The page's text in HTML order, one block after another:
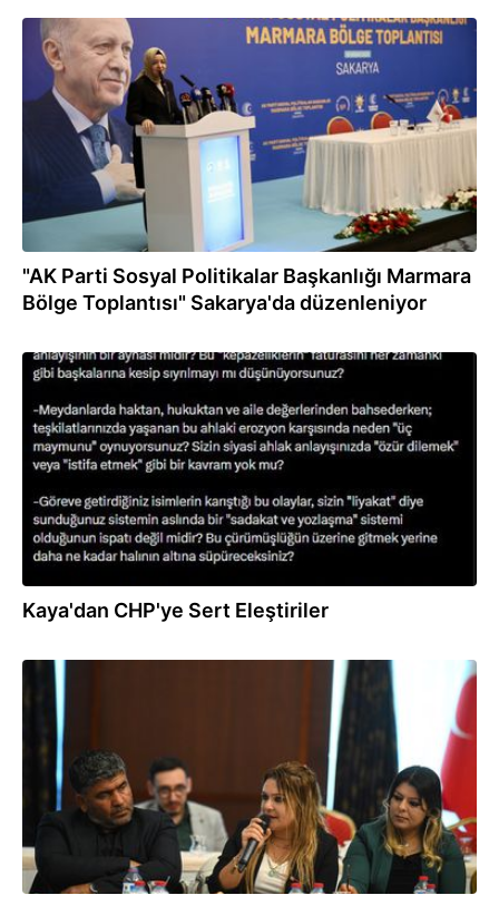
10.04.2026
"AK Parti Sosyal Politikalar Başkanlığı Marmara
Bölge Toplantısı" Sakarya'da düzenleniyor
03.04.2026
Kaya'dan CHP'ye Sert Eleştiriler
01.04.2026